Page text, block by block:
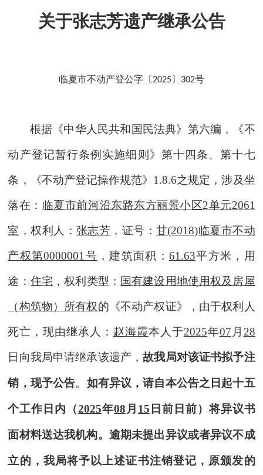
关于张志芳遗产继承公告
临夏市不动产登公字〔2025〕 302号
根据《中华人民共和国民法典》第六编 ， 《不
动产登记暂行条例实施细则》第十四条、第十七
条 ， 《不动产登记操作规范》 1.8.6之规定 ，涉及坐
落在： 临夏市前河沿东路东方丽景小区2单元2061
室 ，权利人 ：张志芳 ，证号：甘(2018)临夏市不动
产权第0000001号 ，建筑面积： 61.63平方米，用
途： 住宅 ，权利类型： 国有建设用地使用权及房屋
（构筑物）所有权的《不动产权证》， 由于权利人
死亡 ，现由继承人： 赵海霞本人于2025年07 月 28
日向我局申请继承该遗产，故我局对该证书拟予注
销，现予公告。 如有异议，请自本公告之日起十五
个工作日内（2025年08月 15 日前日前）将异议书
面材料送达我机构。逾期未提出异议或者异议不成
立的，我局将予以上述证书注销登记，原颁发的